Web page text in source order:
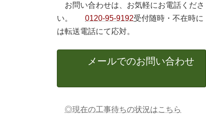
お問い合わせは、お気軽にお電話くださ
い。
0120-95-9192受付随時・不在時に
は転送電話にて応対。
メールでのお問い合わせ
◎現在の工事待ちの状況はこちら